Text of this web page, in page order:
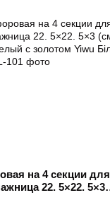
на 4 секции для
22. 5×22. 5×3